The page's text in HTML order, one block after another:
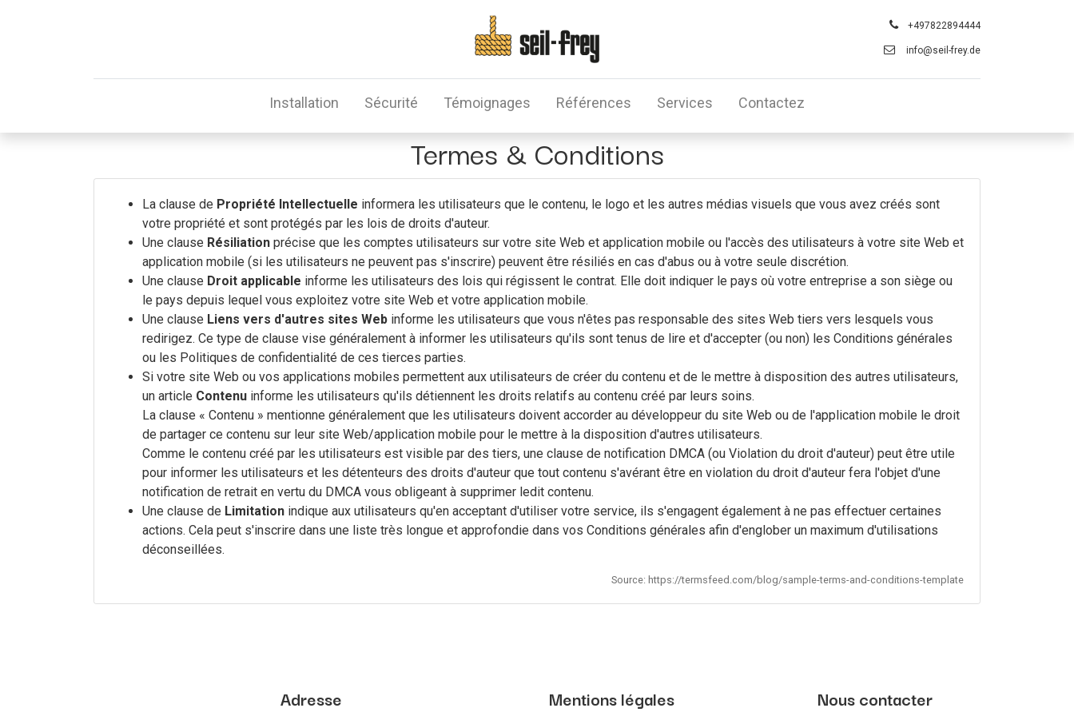
+497822894444
info@seil-frey.de
Installation Sécurité Témoignages Références Services Contactez
Termes & Conditions
La clause de Propriété Intellectuelle informera les utilisateurs que le contenu, le logo et les autres médias visuels que vous avez créés sont
votre propriété et sont protégés par les lois de droits d'auteur.
Une clause Résiliation précise que les comptes utilisateurs sur votre site Web et application mobile ou l'accès des utilisateurs à votre site Web et
application mobile (si les utilisateurs ne peuvent pas s'inscrire) peuvent être résiliés en cas d'abus ou à votre seule discrétion.
Une clause Droit applicable informe les utilisateurs des lois qui régissent le contrat. Elle doit indiquer le pays où votre entreprise a son siège ou
le pays depuis lequel vous exploitez votre site Web et votre application mobile.
Une clause Liens vers d'autres sites Web informe les utilisateurs que vous n'êtes pas responsable des sites Web tiers vers lesquels vous
redirigez. Ce type de clause vise généralement à informer les utilisateurs qu'ils sont tenus de lire et d'accepter (ou non) les Conditions générales
ou les Politiques de confidentialité de ces tierces parties.
Si votre site Web ou vos applications mobiles permettent aux utilisateurs de créer du contenu et de le mettre à disposition des autres utilisateurs,
un article Contenu informe les utilisateurs qu'ils détiennent les droits relatifs au contenu créé par leurs soins.
La clause « Contenu » mentionne généralement que les utilisateurs doivent accorder au développeur du site Web ou de l'application mobile le droit
de partager ce contenu sur leur site Web/application mobile pour le mettre à la disposition d'autres utilisateurs.
Comme le contenu créé par les utilisateurs est visible par des tiers, une clause de notification DMCA (ou Violation du droit d'auteur) peut être utile
pour informer les utilisateurs et les détenteurs des droits d'auteur que tout contenu s'avérant être en violation du droit d'auteur fera l'objet d'une
notification de retrait en vertu du DMCA vous obligeant à supprimer ledit contenu.
Une clause de Limitation indique aux utilisateurs qu'en acceptant d'utiliser votre service, ils s'engagent également à ne pas effectuer certaines
actions. Cela peut s'inscrire dans une liste très longue et approfondie dans vos Conditions générales afin d'englober un maximum d'utilisations
déconseillées.
Source: https://termsfeed.com/blog/sample-terms-and-conditions-template
Adresse Mentions légales Nous contacter